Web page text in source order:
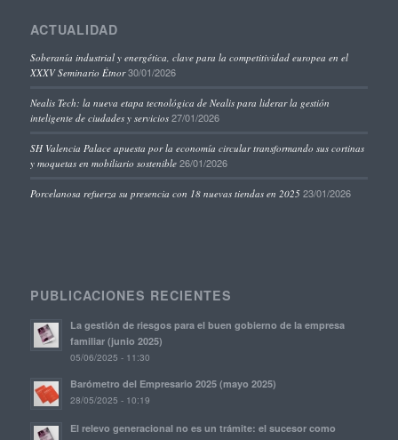
ACTUALIDAD
Soberanía industrial y energética, clave para la competitividad europea en el
XXXV Seminario Étnor 30/01/2026
Nealis Tech: la nueva etapa tecnológica de Nealis para liderar la gestión
inteligente de ciudades y servicios 27/01/2026
SH Valencia Palace apuesta por la economía circular transformando sus cortinas
y moquetas en mobiliario sostenible 26/01/2026
Porcelanosa refuerza su presencia con 18 nuevas tiendas en 2025 23/01/2026
PUBLICACIONES RECIENTES
La gestión de riesgos para el buen gobierno de la empresa
familiar (junio 2025)
05/06/2025 - 11:30
Barómetro del Empresario 2025 (mayo 2025)
28/05/2025 - 10:19
El relevo generacional no es un trámite: el sucesor como